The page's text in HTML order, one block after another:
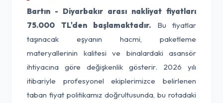
Bartın - Diyarbakır arası nakliyat fiyatları
75.000 TL'den başlamaktadır. Bu fiyatlar
taşınacak eşyanın hacmi, paketleme
materyallerinin kalitesi ve binalardaki asansör
ihtiyacına göre değişkenlik gösterir. 2026 yılı
itibariyle profesyonel ekiplerimizce belirlenen
taban fiyat politikamız doğrultusunda, bu rotadaki